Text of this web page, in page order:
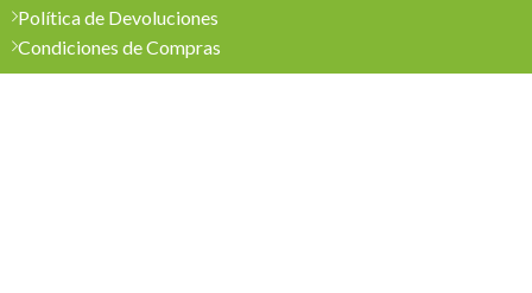
Política de Devoluciones
Condiciones de Compras